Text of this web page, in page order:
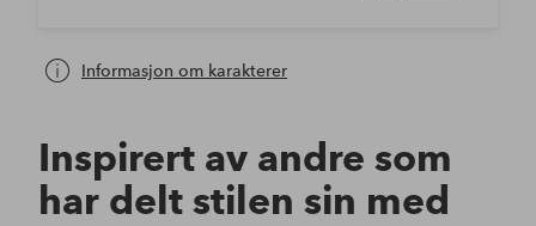
Informasjon om karakterer
Inspirert av andre som
har delt stilen sin med